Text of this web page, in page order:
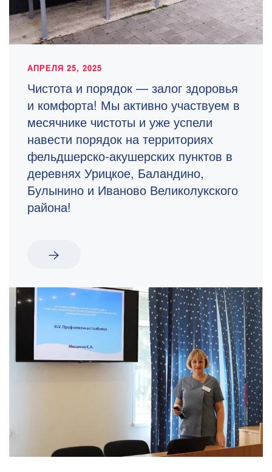
АПРЕЛЯ 25, 2025
Чистота и порядок — залог здоровья
и комфорта! Мы активно участвуем в
месячнике чистоты и уже успели
навести порядок на территориях
фельдшерско-акушерских пунктов в
деревнях Урицкое, Баландино,
Булынино и Иваново Великолукского
района!